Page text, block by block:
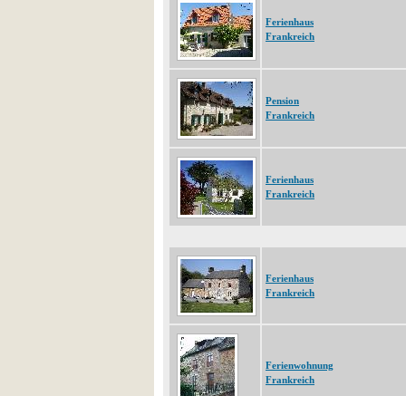
Ferienhaus
Frankreich
Pension
Frankreich
Ferienhaus
Frankreich
Ferienhaus
Frankreich
Ferienwohnung
Frankreich